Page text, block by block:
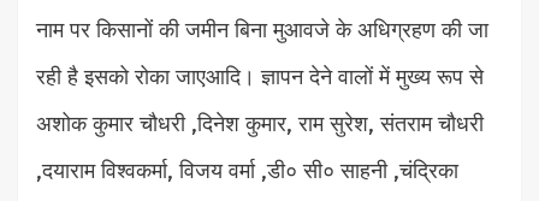
नाम पर किसानों की जमीन बिना मुआवजे के अधिग्रहण की जा
रही है इसको रोका जाएआदि। ज्ञापन देने वालों में मुख्य रूप से
अशोक कुमार चौधरी ,दिनेश कुमार, राम सुरेश, संतराम चौधरी
,दयाराम विश्वकर्मा, विजय वर्मा ,डी० सी० साहनी ,चंद्रिका